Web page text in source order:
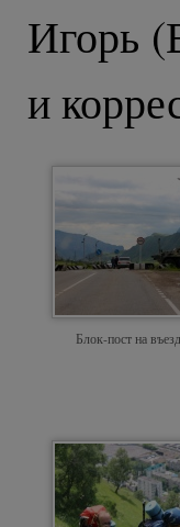
Игорь
и
Блок-пост на